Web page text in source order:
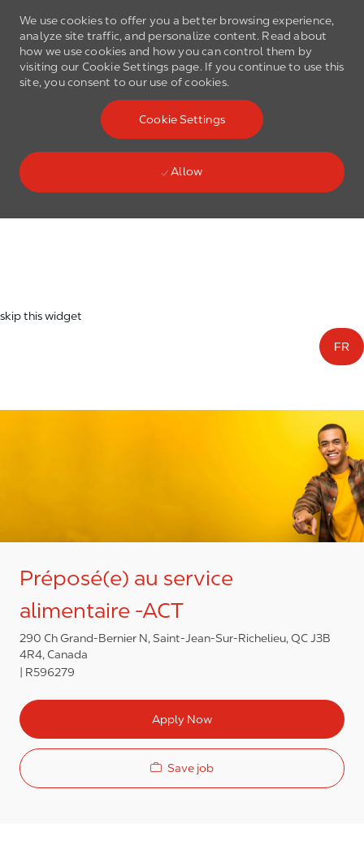
We use cookies to offer you a better browsing experience,
analyze site traffic, and personalize content. Read about
how we use cookies and how you can control them by
visiting our Cookie Settings page. If you continue to use this
site, you consent to our use of cookies.
Cookie Settings
Allow
Skip to main content
skip this widget
FR
Préposé(e) au service
alimentaire -ACT
290 Ch Grand-Bernier N, Saint-Jean-Sur-Richelieu, QC J3B
4R4, Canada
R596279
Apply Now
Save job